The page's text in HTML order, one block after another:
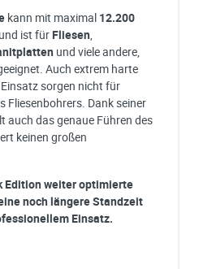
kann mit maximal 12.200
ist für Fliesen
und viele andere,
Auch extrem harte
sorgen nicht für
Fliesenbohrers. Dank seiner
das genaue Führen des
keinen großen
Edition weiter optimierte
noch längere Standzeit
Einsatz.